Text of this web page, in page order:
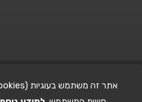
STUDIO101| Picshare.co.il - כל הזכויות שמורות